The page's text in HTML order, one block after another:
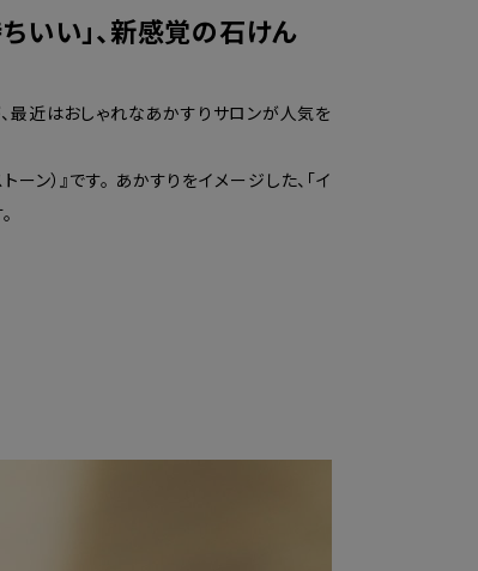
いい」、新感覚の石けん
最近はおしゃれなあかすりサロンが人気を
）』です。 あかすりをイメージした、「イ